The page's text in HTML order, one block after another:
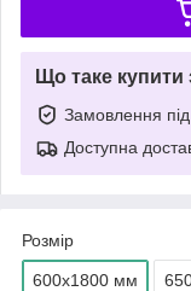
Що таке
Замовлення
Доступна
Розмір
600х1800 мм